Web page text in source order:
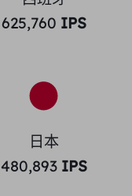
625,760 IPS
日本
480,893 IPS